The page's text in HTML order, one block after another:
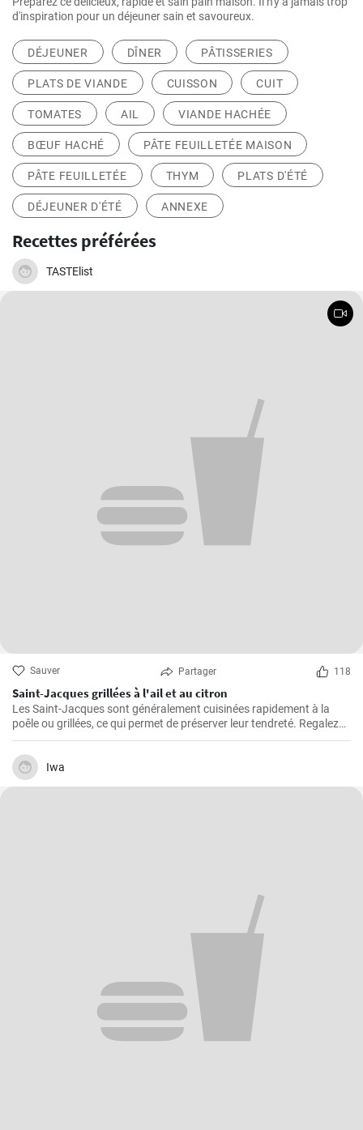
d'inspiration pour un déjeuner sain et savoureux.
DÉJEUNER DÎNER PÂTISSERIES
PLATS DE VIANDE CUISSON CUIT
TOMATES AIL VIANDE HACHÉE
BŒUF HACHÉ PÂTE FEUILLETÉE MAISON
PÂTE FEUILLETÉE THYM PLATS D'ÉTÉ
DÉJEUNER D'ÉTÉ ANNEXE
Recettes préférées
TASTElist
Sauver Partager 118
Saint-Jacques grillées à l'ail et au citron
Les Saint-Jacques sont généralement cuisinées rapidement à la
poêle ou grillées, ce qui permet de préserver leur tendreté. Regalez
vous avec cette delicieuse recette
Iwa